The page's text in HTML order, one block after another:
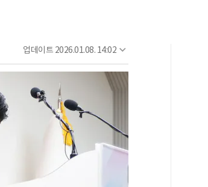
업데이트 2026.01.08. 14:02